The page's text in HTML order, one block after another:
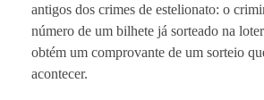
antigos dos crimes de estelionato: o
número de um bilhete já sorteado na
obtém um comprovante de um sorteio
acontecer.